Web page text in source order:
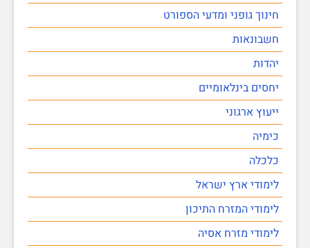
חינוך גופני ומדעי הספורט
חשבונאות
יהדות
יחסים בינלאומיים
ייעוץ ארגוני
כימיה
כלכלה
לימודי ארץ ישראל
לימודי המזרח התיכון
לימודי מזרח אסיה